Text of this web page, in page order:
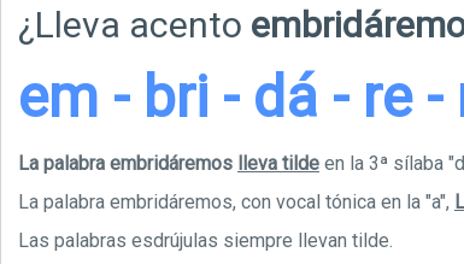
¿Lleva acento
em - bri - dá - re
La palabra embridáremos lleva tilde en la 3ª sílaba
La palabra embridáremos, con vocal tónica en la "a",
Las palabras esdrújulas siempre llevan tilde.